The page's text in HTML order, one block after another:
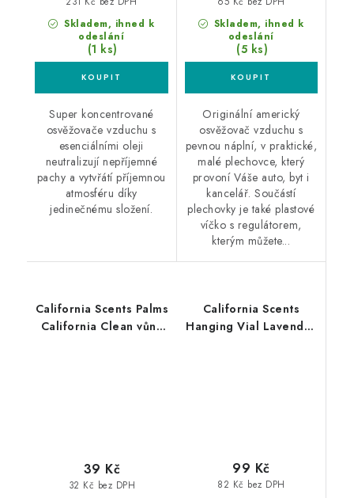
Skladem, ihned k
odeslání
(1 ks)
Super koncentrované
osvěžovače vzduchu s
esenciálními oleji
neutralizují nepříjemné
pachy a vytvřátí příjemnou
atmosféru díky
jedinečnému složení.
Skladem, ihned k
odeslání
(5 ks)
Originální americký
osvěžovač vzduchu s
pevnou náplní, v praktické,
malé plechovce, který
provoní Váše auto, byt i
kancelář. Součástí
plechovky je také plastové
víčko s regulátorem,
kterým můžete...
California Scents Palms
California Clean vůně
32 Kč bez DPH
39 Kč
California Scents
Hanging Vial Lavender
82 Kč bez DPH
99 Kč